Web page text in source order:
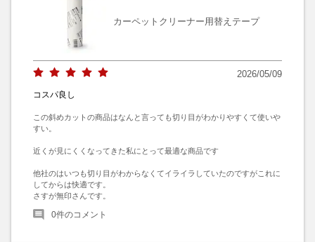
カーペットクリーナー用替えテープ
2026/05/09
コスパ良し
この斜めカットの商品はなんと言っても切り目がわかりやすくて使いや
すい。
近くが見にくくなってきた私にとって最適な商品です
他社のはいつも切り目がわからなくてイライラしていたのですがこれに
してからは快適です。
さすが無印さんです。
0件のコメント